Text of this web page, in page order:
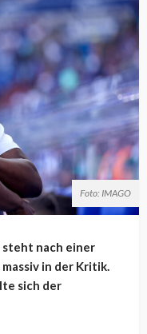
Foto: IMAGO
steht nach einer
in der Kritik.
sich der